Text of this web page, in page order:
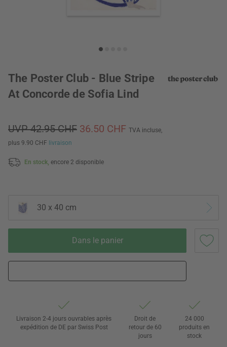
The Poster Club - Blue Stripe
At Concorde de Sofia Lind
UVP 42.95 CHF 36.50 CHF TVA incluse,
plus 9.90 CHF livraison
En stock, encore 2 disponible
30 x 40 cm
Dans le panier
Livraison 2-4 jours ouvrables après
expédition de DE par Swiss Post
Droit de
retour de 60
jours
24 000
produits en
stock